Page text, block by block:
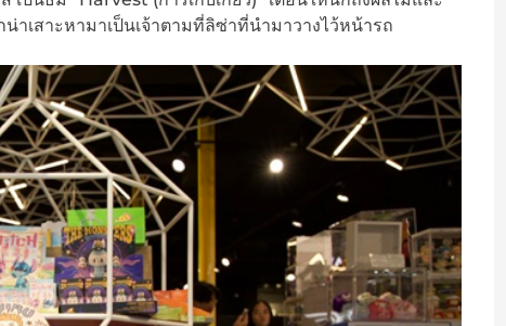
เสาะหามาเป็นเจ้าตามที่ลิซ่าที่นำมาวางไว้หน้ารถ